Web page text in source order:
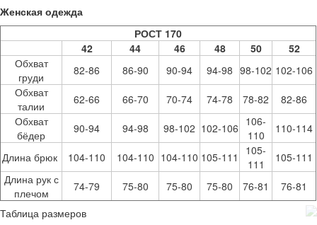
Женская одежда
РОСТ 170
42
44 46 48 50
52
Обхват
груди
82-86 86-90 90-94 94-98 98-102 102-106
Обхват
талии
62-66 66-70 70-74 74-78 78-82
82-86
Обхват
бёдер
90-94 94-98 98-102 102-106 106-
110
110-114
Длина брюк 104-110 104-110 104-110 105-111
105-
111
105-111
Длина рук с
плечом
74-79 75-80 75-80 75-80 76-81
76-81
Таблица размеров